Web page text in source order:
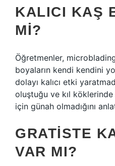
KALICI KAŞ
MI?
Öğretmenler,
boyaların kendi kendini
dolayı kalıcı etki
oluştuğu ve kıl köklerinde
için günah olmadığını
GRATISTE
VAR MI?